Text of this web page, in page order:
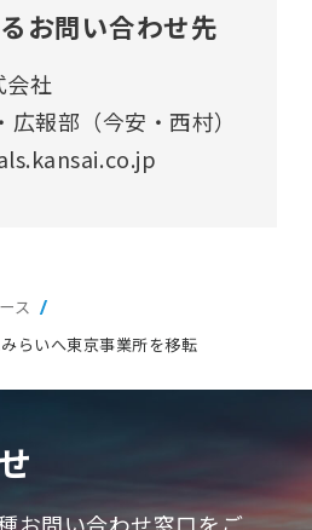
お問い合わせ先
会社
報部（今安・西村）
ス
らいへ東京事業所を移転
お問い合わせ窓口をご